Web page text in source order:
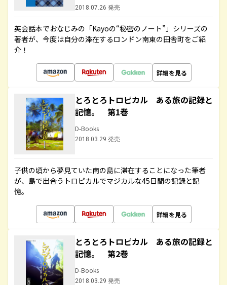
2018.07.26 発売
英会話本でおなじみの「Kayoの“秘密のノート”」シリーズの
著者が、今度は自分の滞在するロンドン南東の田舎町をご紹
介！
詳細を見る
とろとろトロピカル ある旅の記録と
記憶。 第1巻
D-Books
2018.03.29 発売
子供の頃から夢見ていた南の島に滞在することになった筆者
が、島で出合うトロピカルでマジカルな45日間の記録と記
憶。
詳細を見る
とろとろトロピカル ある旅の記録と
記憶。 第2巻
D-Books
2018.03.29 発売